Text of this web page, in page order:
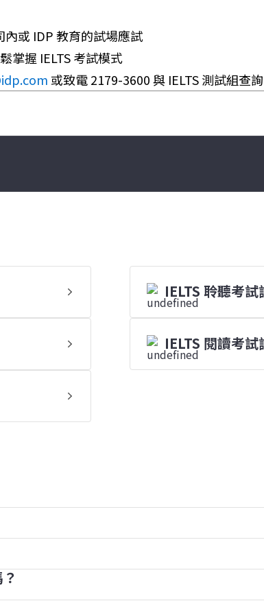
或 IDP 教育的試場應試
掌握 IELTS 考試模式
或致電 2179-3600 與 IELTS 測試組查詢
IELTS 聆聽考
IELTS 閱讀考
將轉換成 1 至 9 級的評級分數。
分（因此考生最高可獲得 40 分）。根據原
，每個部分的相差兩個評級分數亦屬正常。
保所有試卷版本的難度相同。我們希望每一
考生練習和備試。你可以透過我們的備試工